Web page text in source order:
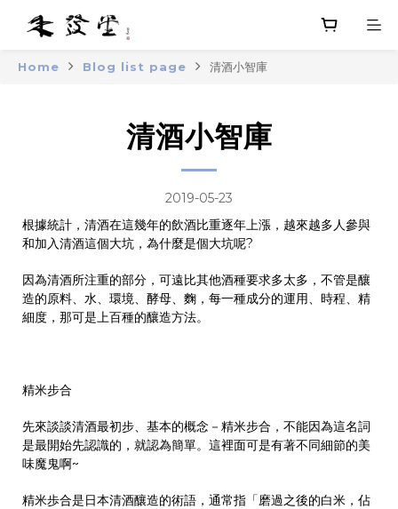
Home Blog list page 清酒小智庫
清酒小智庫
2019-05-23
根據統計，清酒在這幾年的飲酒比重逐年上漲，越來越多人參與
和加入清酒這個大坑，為什麼是個大坑呢?
因為清酒所注重的部分，可遠比其他酒種要求多太多，不管是釀
造的原料、水、環境、酵母、麴，每一種成分的運用、時程、精
細度，那可是上百種的釀造方法。
精米步合
先來談談清酒最初步、基本的概念－精米步合，不能因為這名詞
是最開始先認識的，就認為簡單。這裡面可是有著不同細節的美
味魔鬼啊~
精米歩合是日本清酒釀造的術語，通常指「磨過之後的白米，佔